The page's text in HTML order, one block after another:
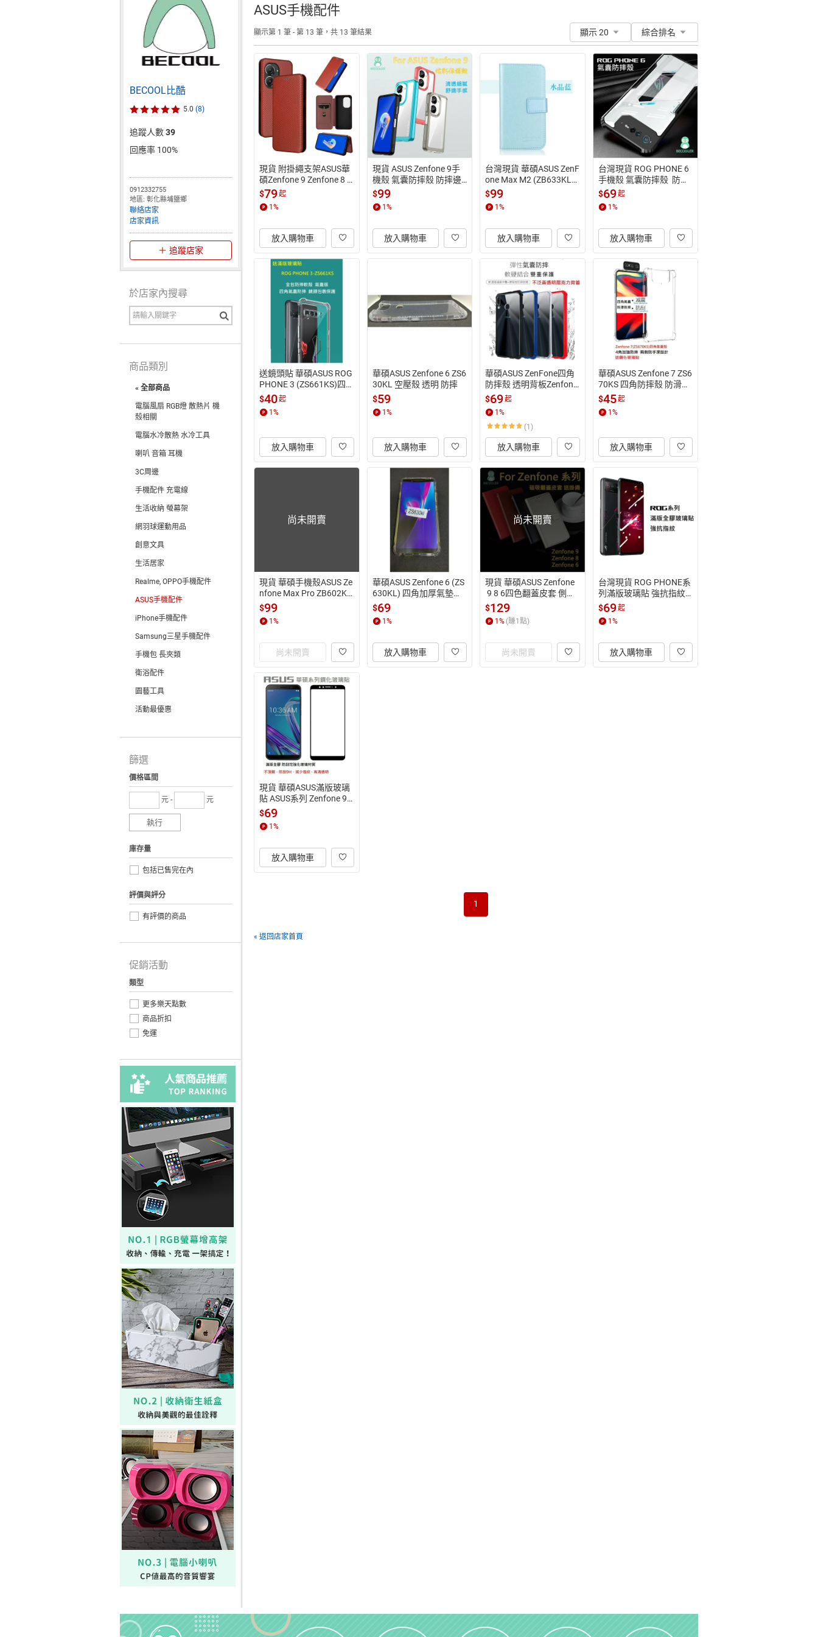
ASUS手機配件
顯示第 1 筆 - 第 13 筆，共 13 筆結果 顯示 20 綜合排名
現貨 附掛繩支架ASUS華
碩Zenfone 9 Zenfone 8
ROG PHONE 5 碳纖維皮
套
$79起
1 %
放入購物車
現貨 ASUS Zenfone 9手
機殼 氣囊防摔殼 防摔邊
框+透明背板設計
$99
1 %
放入購物車
台灣現貨 華碩ASUS ZenF
one Max M2 (ZB633KL)
手機殼翻蓋皮套 蠶絲紋
$99
1 %
放入購物車
台灣現貨 ROG PHONE 6
手機殼 氣囊防摔殼  防摔
邊框+透明背板設計
$69起
1 %
放入購物車
送鏡頭貼 華碩ASUS ROG
PHONE 3 (ZS661KS)四
角氣囊防摔殼 空壓殼
$40起
1%
放入購物車
華碩ASUS Zenfone 6 ZS6
30KL 空壓殼 透明 防摔
$59
1%
放入購物車
華碩ASUS ZenFone四角
防摔殼 透明背板Zenfone
5 Zenfone 6
$69起
1%
(1)
放入購物車
華碩ASUS Zenfone 7 ZS6
70KS 四角防摔殼 防滑邊
氣囊防摔殼 空壓殼
$45起
1%
放入購物車
尚未開賣
現貨 華碩手機殼ASUS Ze
nfone Max Pro ZB602KL
ZB631KL 633碳纖維拉
絲手機殼
$99
1%
尚未開賣
華碩ASUS Zenfone 6 (ZS
630KL) 四角加厚氣墊殼
矽膠殼 透明殼 空壓殼
$69
1%
放入購物車
尚未開賣
現貨 華碩ASUS Zenfone
9 8 6四色翻蓋皮套 側躺
支架功能 附掛繩
$129
1% (賺1點)
尚未開賣
台灣現貨 ROG PHONE系
列滿版玻璃貼 強抗指紋
高清 濾藍光 磨砂 ROG P
HONE 6 ROG 5
$69起
1%
放入購物車
現貨 華碩ASUS滿版玻璃
貼 ASUS系列 Zenfone 9 8
7 6 5 Max Pro M1 M2 Liv
e
$69
1%
放入購物車
1
« 返回店家首頁
BECOOL比酷
5.0 (8)
追蹤人數39
回應率 100%
0912332755
地區: 彰化縣埔鹽鄉
聯絡店家
店家資訊
追蹤店家
於店家內搜尋
商品類別
« 全部商品
電腦風扇 RGB燈 散熱片 機
殼相關
電腦水冷散熱 水冷工具
喇叭 音箱 耳機
3C周邊
手機配件 充電線
生活收納 螢幕架
網羽球運動用品
創意文具
生活居家
Realme, OPPO手機配件
ASUS手機配件
iPhone手機配件
Samsung三星手機配件
手機包 長夾類
衛浴配件
園藝工具
活動最優惠
篩選
價格區間
元 - 元
執行
庫存量
包括已售完在內
評價與評分
有評價的商品
促銷活動
類型
更多樂天點數
商品折扣
免運